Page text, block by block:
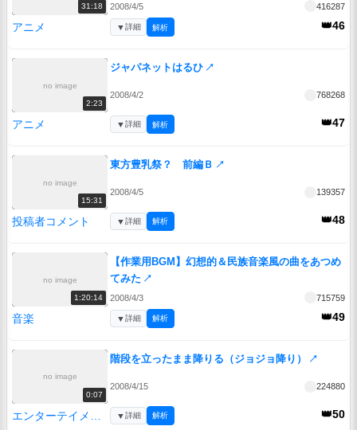
31:18 2008/4/5 416287
アニメ 👑46
▼詳細 解析
no image
2:23
ジャパネットはるひ ↗
2008/4/2 768268
アニメ 👑47
▼詳細 解析
no image
15:31
東方豊乳祭？ 前編Ｂ ↗
2008/4/5 139357
投稿者コメント 👑48
▼詳細 解析
no image
1:20:14
【作業用BGM】幻想的＆民族音楽風の曲をあつめ
てみた ↗
2008/4/3 715759
音楽 👑49
▼詳細 解析
no image
0:07
階段を立ったまま降りる（ジョジョ降り） ↗
2008/4/15 224880
👑50
▼詳細 解析